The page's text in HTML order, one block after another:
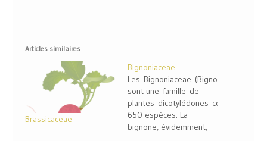
Articles similaires
Brassicaceae
Bignoniaceae
Les Bignoniaceae (Bignoniacées)
sont une famille de
plantes dicotylédones comprenant
650 espèces. La
bignone, évidemment,